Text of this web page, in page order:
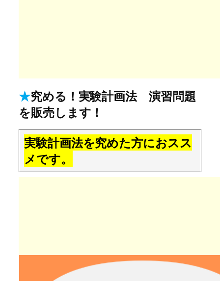
★究める！実験計画法 演習問題
を販売します！
実験計画法を究めた方におスス
メです。